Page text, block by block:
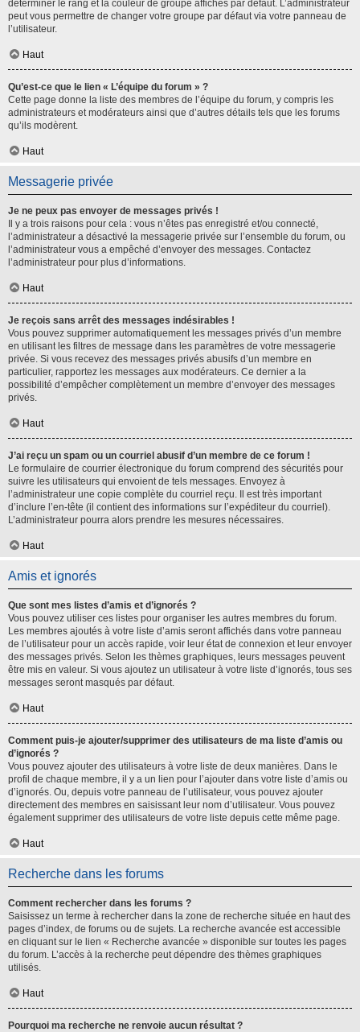
déterminer le rang et la couleur de groupe affichés par défaut. L’administrateur
peut vous permettre de changer votre groupe par défaut via votre panneau de
l’utilisateur.
Haut
Qu’est-ce que le lien « L’équipe du forum » ?
Cette page donne la liste des membres de l’équipe du forum, y compris les
administrateurs et modérateurs ainsi que d’autres détails tels que les forums
qu’ils modèrent.
Haut
Messagerie privée
Je ne peux pas envoyer de messages privés !
Il y a trois raisons pour cela : vous n’êtes pas enregistré et/ou connecté,
l’administrateur a désactivé la messagerie privée sur l’ensemble du forum, ou
l’administrateur vous a empêché d’envoyer des messages. Contactez
l’administrateur pour plus d’informations.
Haut
Je reçois sans arrêt des messages indésirables !
Vous pouvez supprimer automatiquement les messages privés d’un membre
en utilisant les filtres de message dans les paramètres de votre messagerie
privée. Si vous recevez des messages privés abusifs d’un membre en
particulier, rapportez les messages aux modérateurs. Ce dernier a la
possibilité d’empêcher complètement un membre d’envoyer des messages
privés.
Haut
J’ai reçu un spam ou un courriel abusif d’un membre de ce forum !
Le formulaire de courrier électronique du forum comprend des sécurités pour
suivre les utilisateurs qui envoient de tels messages. Envoyez à
l’administrateur une copie complète du courriel reçu. Il est très important
d’inclure l’en-tête (il contient des informations sur l’expéditeur du courriel).
L’administrateur pourra alors prendre les mesures nécessaires.
Haut
Amis et ignorés
Que sont mes listes d’amis et d’ignorés ?
Vous pouvez utiliser ces listes pour organiser les autres membres du forum.
Les membres ajoutés à votre liste d’amis seront affichés dans votre panneau
de l’utilisateur pour un accès rapide, voir leur état de connexion et leur envoyer
des messages privés. Selon les thèmes graphiques, leurs messages peuvent
être mis en valeur. Si vous ajoutez un utilisateur à votre liste d’ignorés, tous ses
messages seront masqués par défaut.
Haut
Comment puis-je ajouter/supprimer des utilisateurs de ma liste d’amis ou
d’ignorés ?
Vous pouvez ajouter des utilisateurs à votre liste de deux manières. Dans le
profil de chaque membre, il y a un lien pour l’ajouter dans votre liste d’amis ou
d’ignorés. Ou, depuis votre panneau de l’utilisateur, vous pouvez ajouter
directement des membres en saisissant leur nom d’utilisateur. Vous pouvez
également supprimer des utilisateurs de votre liste depuis cette même page.
Haut
Recherche dans les forums
Comment rechercher dans les forums ?
Saisissez un terme à rechercher dans la zone de recherche située en haut des
pages d’index, de forums ou de sujets. La recherche avancée est accessible
en cliquant sur le lien « Recherche avancée » disponible sur toutes les pages
du forum. L’accès à la recherche peut dépendre des thèmes graphiques
utilisés.
Haut
Pourquoi ma recherche ne renvoie aucun résultat ?